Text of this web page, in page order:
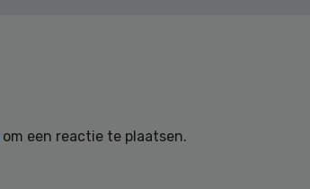
om een reactie te plaatsen.